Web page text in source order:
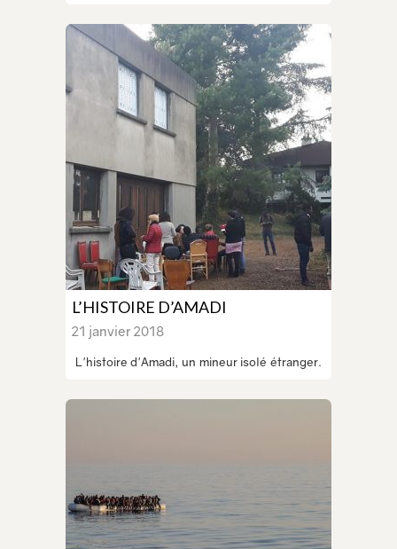
L’HISTOIRE D’AMADI
21 janvier 2018
L'histoire d'Amadi, un mineur isolé étranger.